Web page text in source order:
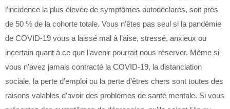
l’incidence la plus élevée de symptômes autodéclarés, soit près
de 50 % de la cohorte totale. Vous n’êtes pas seul si la pandémie
de COVID-19 vous a laissé mal à l’aise, stressé, anxieux ou
incertain quant à ce que l’avenir pourrait nous réserver. Même si
vous n’avez jamais contracté la COVID-19, la distanciation
sociale, la perte d’emploi ou la perte d’êtres chers sont toutes des
raisons valables d’avoir des problèmes de santé mentale. Si vous